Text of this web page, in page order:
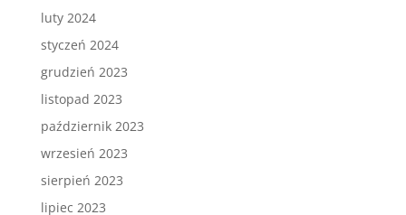
luty 2024
styczeń 2024
grudzień 2023
listopad 2023
październik 2023
wrzesień 2023
sierpień 2023
lipiec 2023